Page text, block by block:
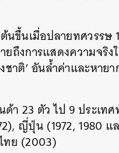
ขึ้นเมื่อปลายทศวรรษ
งการแสดงความจริง
าติ’ อันล้ำค่าและหาย
า 23 ตัว ไป 9 ประเท
ญี่ปุ่น (1972, 1980
ทย (2003)